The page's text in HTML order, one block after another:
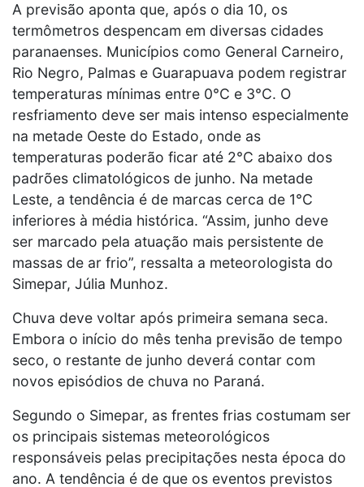
A previsão aponta que, após o dia 10, os
termômetros despencam em diversas cidades
paranaenses. Municípios como General Carneiro,
Rio Negro, Palmas e Guarapuava podem registrar
temperaturas mínimas entre 0°C e 3°C. O
resfriamento deve ser mais intenso especialmente
na metade Oeste do Estado, onde as
temperaturas poderão ficar até 2°C abaixo dos
padrões climatológicos de junho. Na metade
Leste, a tendência é de marcas cerca de 1°C
inferiores à média histórica. “Assim, junho deve
ser marcado pela atuação mais persistente de
massas de ar frio”, ressalta a meteorologista do
Simepar, Júlia Munhoz.
Chuva deve voltar após primeira semana seca.
Embora o início do mês tenha previsão de tempo
seco, o restante de junho deverá contar com
novos episódios de chuva no Paraná.
Segundo o Simepar, as frentes frias costumam ser
os principais sistemas meteorológicos
responsáveis pelas precipitações nesta época do
ano. A tendência é de que os eventos previstos